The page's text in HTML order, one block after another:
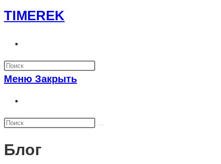
Перейти
к
TIMEREK
по
веб-
Меню Закрыть
по
сайту
Блог